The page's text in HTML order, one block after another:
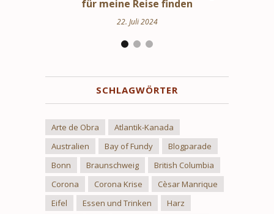
Uppland
24. März 2024
SCHLAGWÖRTER
Arte de Obra
Atlantik-Kanada
Australien
Bay of Fundy
Blogparade
Bonn
Braunschweig
British Columbia
Corona
Corona Krise
Cèsar Manrique
Eifel
Essen und Trinken
Harz